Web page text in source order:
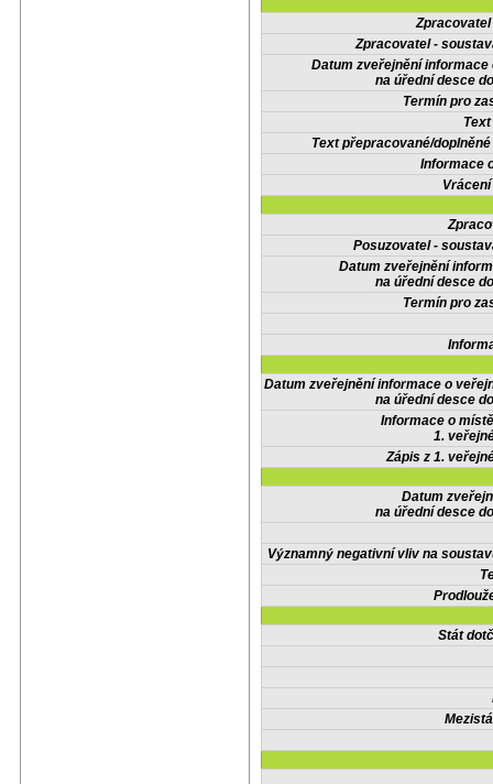
Zpracovatel -
Datum zveřejnění informace
na úřední desce
Termín pro
Text přepracované/
Informace
Posuzovatel -
Datum zveřejnění
na úřední desce
Termín pro
Datum zveřejnění informace o
na úřední desce
Informace o
1.
Zápis z 1.
Datum
na úřední desce
Významný negativní vliv na
Stát